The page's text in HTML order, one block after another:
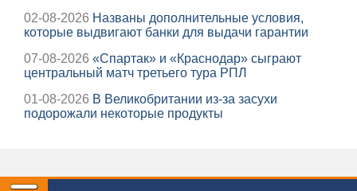
02-08-2026 Названы дополнительные условия,
которые выдвигают банки для выдачи гарантии
07-08-2026 «Спартак» и «Краснодар» сыграют
центральный матч третьего тура РПЛ
01-08-2026 В Великобритании из-за засухи
подорожали некоторые продукты